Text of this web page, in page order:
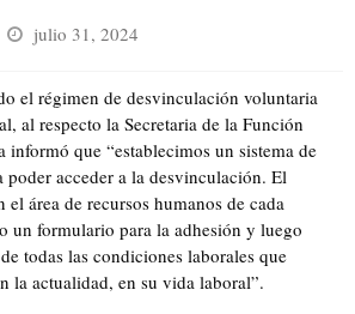
Posted
julio 31, 2024
el régimen de desvinculación voluntaria
al respecto la Secretaria de la Función
informó que “establecimos un sistema de
poder acceder a la desvinculación. El
el área de recursos humanos de cada
un formulario para la adhesión y luego
todas las condiciones laborales que
la actualidad, en su vida laboral”.